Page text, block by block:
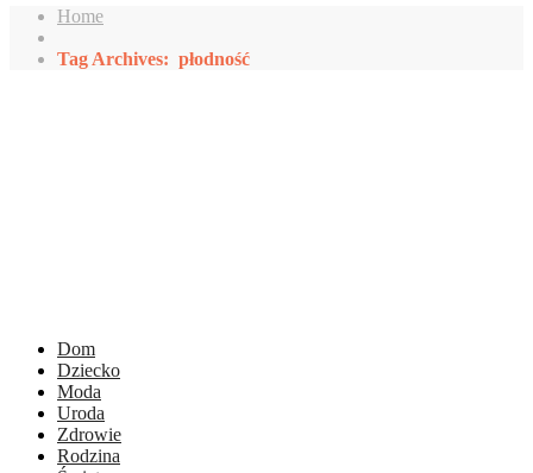
Home
Tag Archives: płodność
Dom
Dziecko
Moda
Uroda
Zdrowie
Rodzina